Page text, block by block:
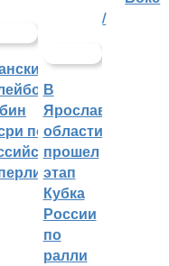
покинет
В
Ярославской
области
прошел
этап
Кубка
России
по
ралли
/